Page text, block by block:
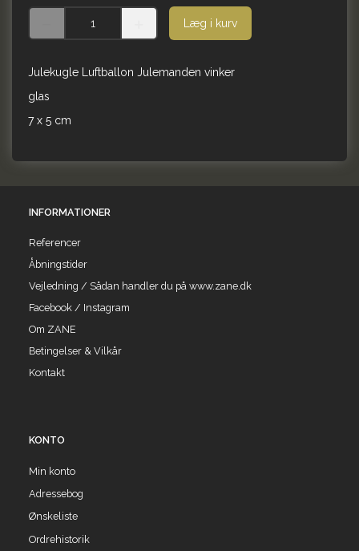
Læg i kurv
Julekugle Luftballon Julemanden vinker
glas
7 x 5 cm
INFORMATIONER
Referencer
Åbningstider
Vejledning / Sådan handler du på www.zane.dk
Facebook / Instagram
Om ZANE
Betingelser & Vilkår
Kontakt
KONTO
Min konto
Adressebog
Ønskeliste
Ordrehistorik